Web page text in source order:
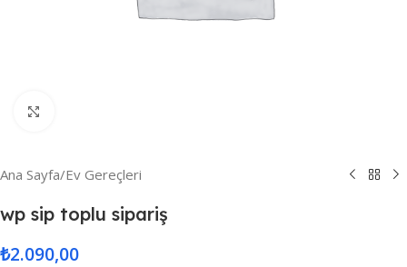
Ana Sayfa/Ev Gereçleri
wp sip toplu sipariş
₺2.090,00